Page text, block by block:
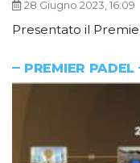
28 Giugno 2023, 16:09
Presentato il
PREMIER PADEL